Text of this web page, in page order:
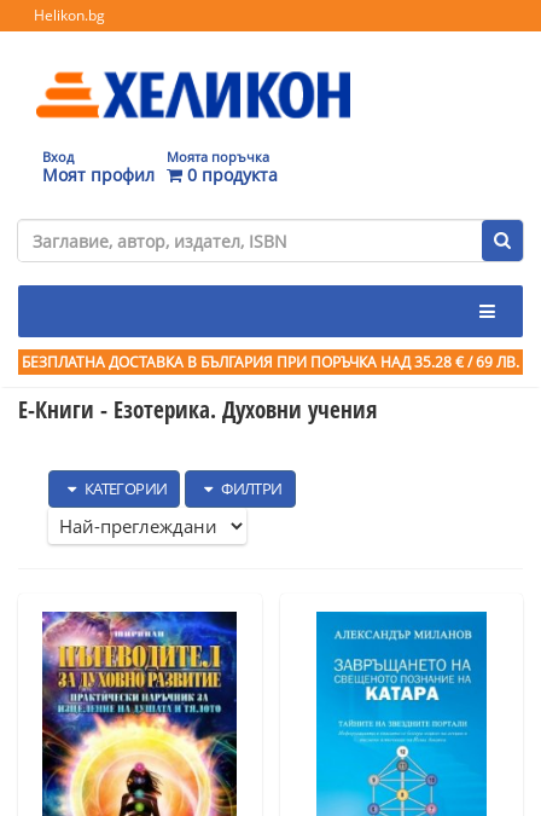
Helikon.bg
Вход
Моят профил
Моята поръчка
0 продукта
БЕЗПЛАТНА ДОСТАВКА В БЪЛГАРИЯ ПРИ ПОРЪЧКА НАД 35.28 € / 69 ЛВ.
Е-Книги - Езотерика. Духовни учения
КАТЕГОРИИ ФИЛТРИ